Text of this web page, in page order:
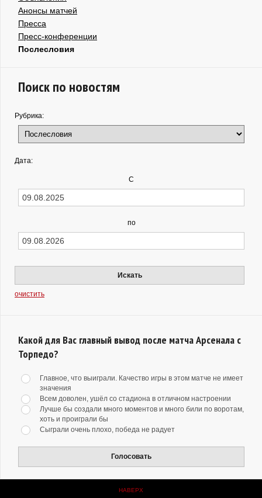
Анонсы матчей
Пресса
Пресс-конференции
Послесловия
Поиск по новостям
Рубрика:
Дата:
С
по
Искать
очистить
Какой для Вас главный вывод после матча Арсенала с
Торпедо?
Главное, что выиграли. Качество игры в этом матче не имеет
значения
Всем доволен, ушёл со стадиона в отличном настроении
Лучше бы создали много моментов и много били по воротам,
хоть и проиграли бы
Сыграли очень плохо, победа не радует
Голосовать
НАВЕРХ